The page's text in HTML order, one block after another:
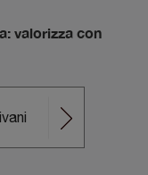
valorizza con